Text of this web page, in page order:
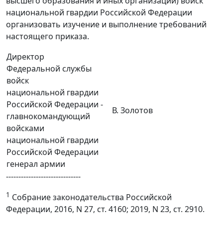
национальной гвардии Российской Федерации
организовать изучение и выполнение требований
настоящего приказа.
Директор
Федеральной службы
войск
национальной гвардии
Российской Федерации -
главнокомандующий
войсками
национальной гвардии
Российской Федерации
генерал армии
В. Золотов
------------------------------
1 Собрание законодательства Российской
Федерации, 2016, N 27, ст. 4160; 2019, N 23, ст. 2910.